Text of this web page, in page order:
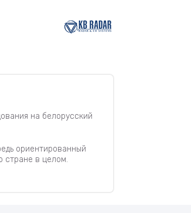
на белорусский
ориентированный
стране в целом.